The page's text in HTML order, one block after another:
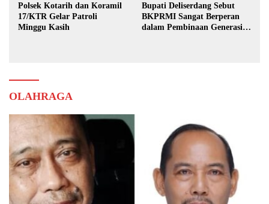
Polsek Kotarih dan Koramil
17/KTR Gelar Patroli
Minggu Kasih
Bupati Deliserdang Sebut
BKPRMI Sangat Berperan
dalam Pembinaan Generasi
OLAHRAGA